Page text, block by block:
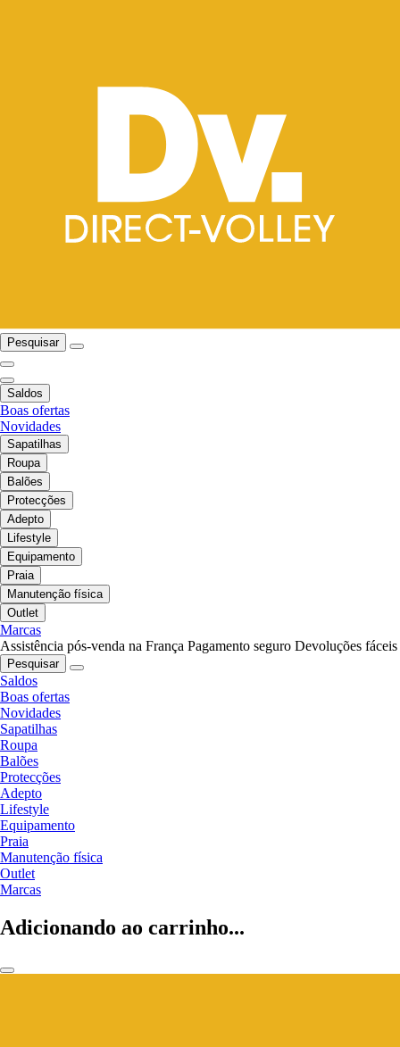
Pesquisar
Saldos
Boas ofertas
Novidades
Sapatilhas
Roupa
Balões
Protecções
Adepto
Lifestyle
Equipamento
Praia
Manutenção física
Outlet
Marcas
Assistência pós-venda na França Pagamento seguro Devoluções fáceis
Pesquisar
Saldos
Boas ofertas
Novidades
Sapatilhas
Roupa
Balões
Protecções
Adepto
Lifestyle
Equipamento
Praia
Manutenção física
Outlet
Marcas
Adicionando ao carrinho...